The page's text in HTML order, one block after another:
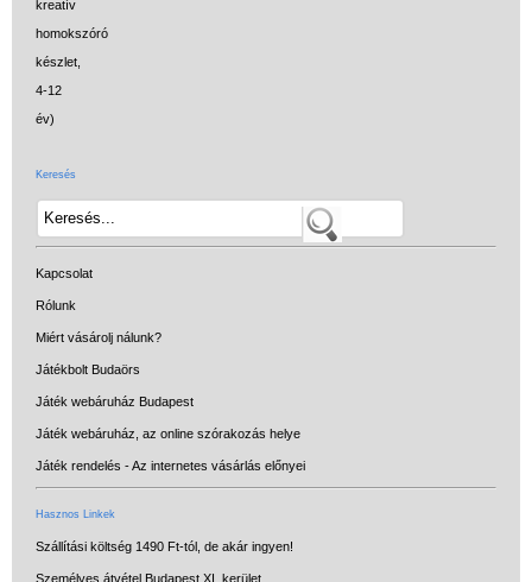
Keresés
Kapcsolat
Rólunk
Miért vásárolj nálunk?
Játékbolt Budaörs
Játék webáruház Budapest
Játék webáruház, az online szórakozás helye
Játék rendelés - Az internetes vásárlás előnyei
Hasznos Linkek
Szállítási költség 1490 Ft-tól, de akár ingyen!
Személyes átvétel Budapest XI. kerület